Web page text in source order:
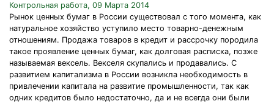
Контрольная работа, 09 Марта 2014
Рынок ценных бумаг в России существовал с того момента, как
натуральное хозяйство уступило место товарно-денежным
отношениям. Продажа товаров в кредит и рассрочку породила
такое проявление ценных бумаг, как долговая расписка, позже
называемая вексель. Векселя скупались и продавались. С
развитием капитализма в России возникла необходимость в
привлечении капитала на развитие промышленности, так как
одних кредитов было недостаточно, да и не всегда они были